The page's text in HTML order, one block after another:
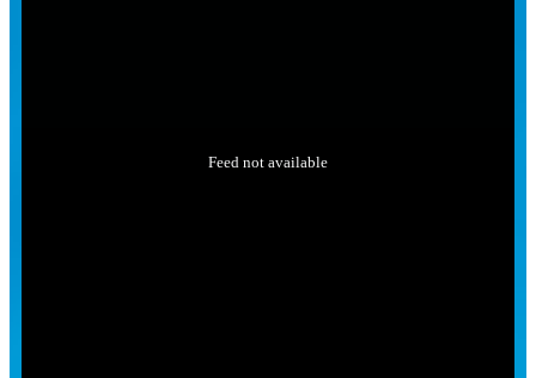
Feed not available